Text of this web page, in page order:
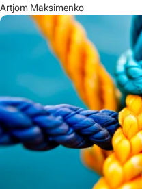
Artjom Maksimenko